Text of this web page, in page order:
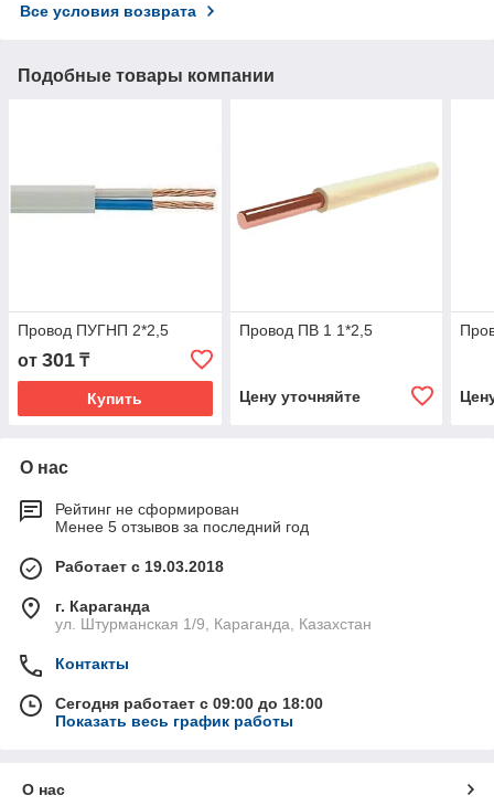
Все условия возврата
Подобные товары компании
Провод ПУГНП 2*2,5
от 301 ₸
Купить
Провод ПВ 1 1*2,5
Цену уточняйте
О нас
Рейтинг не сформирован
Менее 5 отзывов за последний год
Работает с 19.03.2018
г. Караганда
ул. Штурманская 1/9, Караганда, Казахстан
Контакты
Сегодня работает с 09:00 до 18:00
Показать весь график работы
О нас